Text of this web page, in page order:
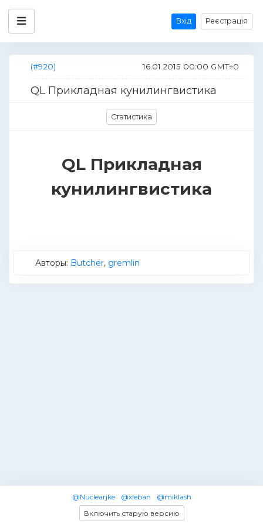
Вхід Реєстрація
(#920) 16.01.2015 00:00 GMT+0
QL Прикладная кунилингвистика
Статистика
QL Прикладная
кунилингвистика
Авторы: Butcher, gremlin
@Nuclearjke @xleban
@miklash
Включить старую версию